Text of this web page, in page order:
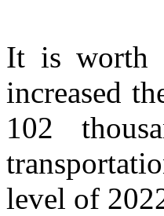
It is worth
increased
102
level of